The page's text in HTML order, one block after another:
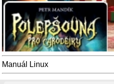
Manuál Linux